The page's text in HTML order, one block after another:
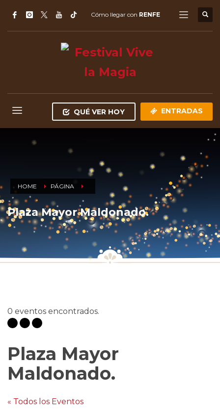
Cómo llegar con RENFE
QUÉ VER HOY ENTRADAS
HOME PÁGINA
Plaza Mayor Maldonado.
0 eventos encontrados.
Plaza Mayor
Maldonado.
« Todos los Eventos